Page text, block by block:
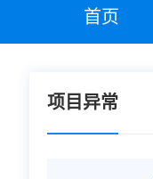
首页
项目异常